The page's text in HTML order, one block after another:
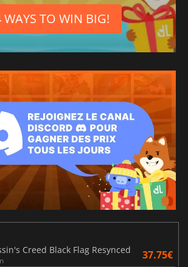
WAYS TO WIN BIG!
Creed Black Flag Resynced
37.75€